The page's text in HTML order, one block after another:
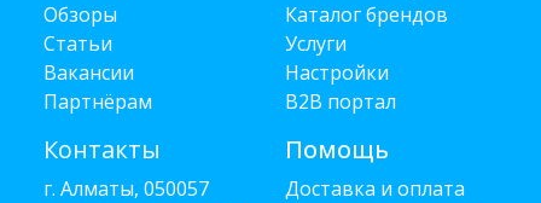
Обзоры
Статьи
Вакансии
Партнёрам
Контакты
г. Алматы, 050057
Каталог брендов
Услуги
Настройки
B2B портал
Помощь
Доставка и оплата